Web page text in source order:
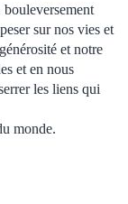
sur nos vies et
et notre
et en nous
les liens qui
monde.